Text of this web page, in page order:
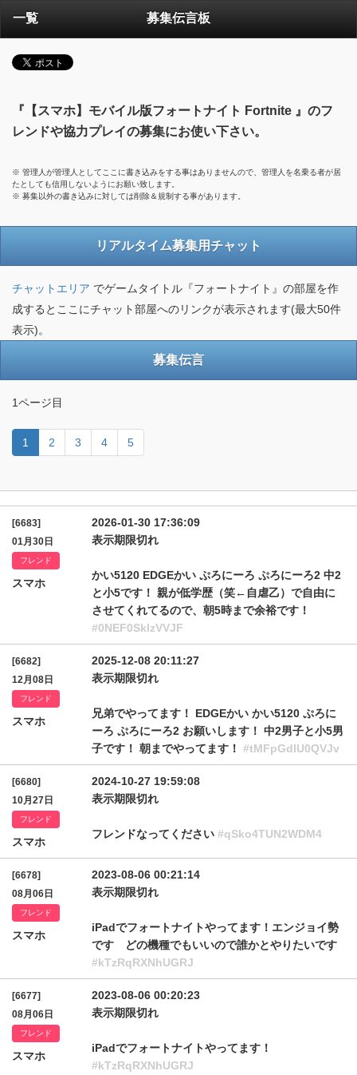
一覧 募集伝言板
『【スマホ】モバイル版フォートナイト Fortnite 』のフ
レンドや協力プレイの募集にお使い下さい。
※ 管理人が管理人としてここに書き込みをする事はありませんので、管理人を名乗る者が居
たとしても信用しないようにお願い致します。
※ 募集以外の書き込みに対しては削除＆規制する事があります。
リアルタイム募集用チャット
チャットエリア でゲームタイトル『フォートナイト』の部屋を作
成するとここにチャット部屋へのリンクが表示されます(最大50件
表示)。
募集伝言
1ページ目
1 2 3 4 5
[6683]
01月30日
フレンド
スマホ
2026-01-30 17:36:09
表示期限切れ
かい5120 EDGEかい ぷろにーろ ぷろにーろ2 中2
と小5です！ 親が低学歴（笑←自虐乙）で自由に
させてくれてるので、朝5時まで余裕です！
#0NEF0SklzVVJF
[6682]
12月08日
フレンド
スマホ
2025-12-08 20:11:27
表示期限切れ
兄弟でやってます！ EDGEかい かい5120 ぷろに
ーろ ぷろにーろ2 お願いします！ 中2男子と小5男
子です！ 朝までやってます！ #tMFpGdlU0QVJv
[6680]
10月27日
フレンド
スマホ
2024-10-27 19:59:08
表示期限切れ
フレンドなってください #qSko4TUN2WDM4
[6678]
08月06日
フレンド
スマホ
2023-08-06 00:21:14
表示期限切れ
iPadでフォートナイトやってます！エンジョイ勢
です どの機種でもいいので誰かとやりたいです
#kTzRqRXNhUGRJ
[6677]
08月06日
フレンド
スマホ
2023-08-06 00:20:23
表示期限切れ
iPadでフォートナイトやってます！
#kTzRqRXNhUGRJ